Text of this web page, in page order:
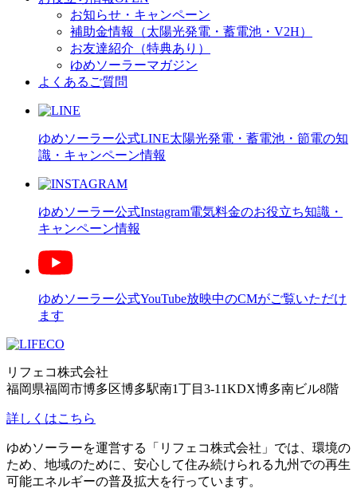
お知らせ・キャンペーン
補助金情報（太陽光発電・蓄電池・V2H）
お友達紹介（特典あり）
ゆめソーラーマガジン
よくあるご質問
ゆめソーラー公式LINE太陽光発電・蓄電池・節電の知
識・キャンペーン情報
ゆめソーラー公式Instagram電気料金のお役立ち知識・
キャンペーン情報
ゆめソーラー公式YouTube放映中のCMがご覧いただけ
ます
リフェコ株式会社
福岡県福岡市博多区博多駅南1丁目3-11KDX博多南ビル8階
詳しくはこちら
ゆめソーラーを運営する「リフェコ株式会社」では、環境の
ため、地域のために、安心して住み続けられる九州での再生
可能エネルギーの普及拡大を行っています。